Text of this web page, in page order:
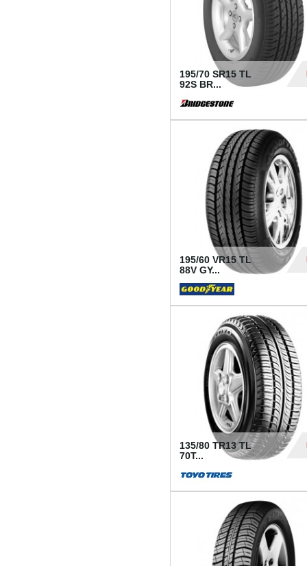
195/70 SR15 TL
92S BR...
195/60 VR15 TL
88V GY...
135/80 TR13 TL
70T...